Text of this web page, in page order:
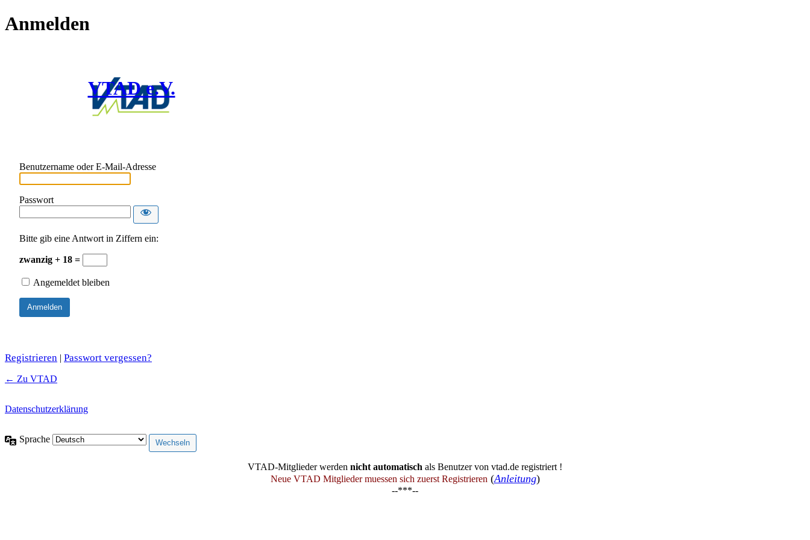
Anmelden
VTAD e.V.
Benutzername oder E-Mail-Adresse
Passwort
Bitte gib eine Antwort in Ziffern ein:
zwanzig + 18 =
Angemeldet bleiben
Registrieren | Passwort vergessen?
← Zu VTAD
Datenschutzerklärung
Sprache
VTAD-Mitglieder werden nicht automatisch als Benutzer von vtad.de registriert !
Neue VTAD Mitglieder muessen sich zuerst Registrieren(Anleitung)
--***--